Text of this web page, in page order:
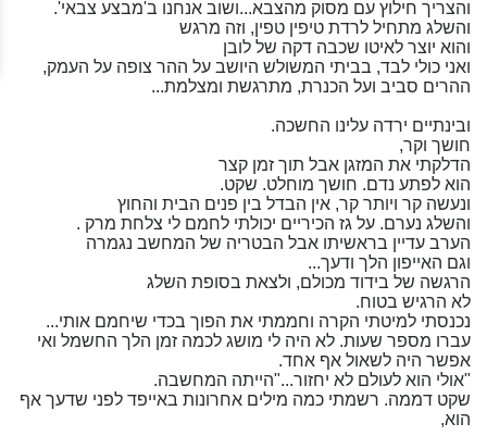
והצריך חילוץ עם מסוק מהצבא...ושוב אנחנו ב'מבצע צבאי'.
והשלג מתחיל לרדת טיפין טפין, וזה מרגש
והוא יוצר לאיטו שכבה דקה של לובן
ואני כולי לבד, בביתי המשולש היושב על ההר צופה על העמק,
ההרים סביב ועל הכנרת, מתרגשת ומצלמת...
ובינתיים ירדה עלינו החשכה.
חושך וקר,
הדלקתי את המזגן אבל תוך זמן קצר
הוא לפתע נדם. חושך מוחלט. שקט.
ונעשה קר ויותר קר, אין הבדל בין פנים הבית והחוץ
והשלג נערם. על גז הכיריים יכולתי לחמם לי צלחת מרק .
הערב עדיין בראשיתו אבל הבטריה של המחשב נגמרה
וגם האייפון הלך ודעך...
הרגשה של בידוד מכולם, ולצאת בסופת השלג
לא הרגיש בטוח.
נכנסתי למיטתי הקרה וחממתי את הפוך בכדי שיחמם אותי...
עברו מספר שעות. לא היה לי מושג לכמה זמן הלך החשמל ואי
אפשר היה לשאול אף אחד.
"אולי הוא לעולם לא יחזור..."הייתה המחשבה.
שקט דממה. רשמתי כמה מילים אחרונות באייפד לפני שדעך אף
הוא,